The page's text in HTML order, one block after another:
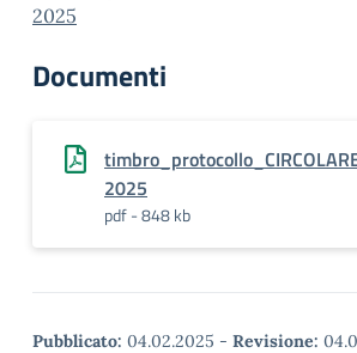
2025
Documenti
2025
pdf - 848 kb
Pubblicato: 04.02.2025 - Revisione: